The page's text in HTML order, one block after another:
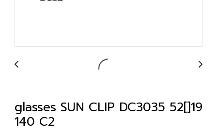
glasses SUN CLIP DC3035 52[]19
140 C2